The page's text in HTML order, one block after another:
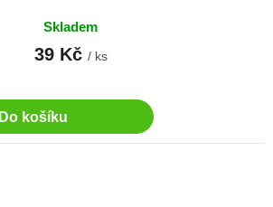
Skladem
39 Kč / ks
Do košíku